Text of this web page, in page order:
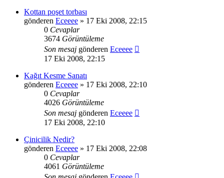
Kottan poşet torbası
gönderen Eceeee » 17 Eki 2008, 22:15
0 Cevaplar
3674 Görüntüleme
Son mesaj gönderen Eceeee
17 Eki 2008, 22:15
Kağıt Kesme Sanatı
gönderen Eceeee » 17 Eki 2008, 22:10
0 Cevaplar
4026 Görüntüleme
Son mesaj gönderen Eceeee
17 Eki 2008, 22:10
Çinicilik Nedir?
gönderen Eceeee » 17 Eki 2008, 22:08
0 Cevaplar
4061 Görüntüleme